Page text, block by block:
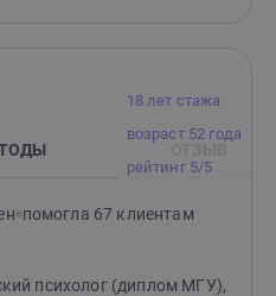
18 лет стажа
возраст 52 года
рейтинг 5/5
помогла 67 клиентам
психолог (диплом МГУ),